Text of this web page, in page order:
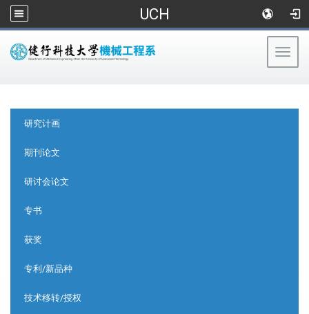
UCH
研究计画
期刊论文
研讨会论文
专书
获奖
专利/新品种
技术移转/授权